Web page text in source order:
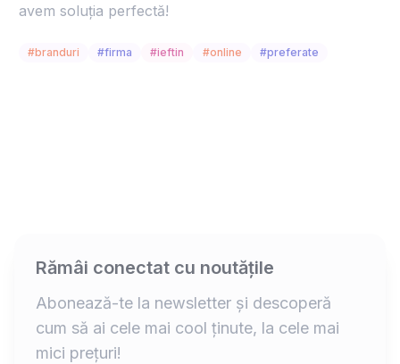
avem soluția perfectă!
#branduri #firma #ieftin #online #preferate
Rămâi conectat cu noutățile
Abonează-te la newsletter și descoperă
cum să ai cele mai cool ținute, la cele mai
mici prețuri!